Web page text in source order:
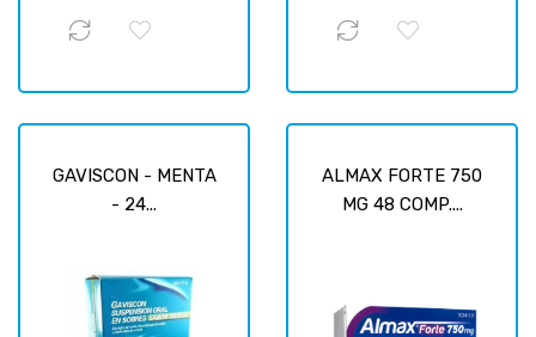
GAVISCON - MENTA
- 24...
ALMAX FORTE 750
MG 48 COMP....